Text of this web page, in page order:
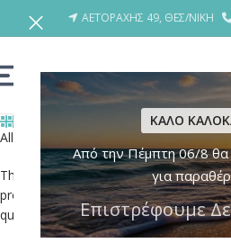
ΚΑΛΟ
Από την Πέμπτη 06/8 θα
για
Επιστρέφουμε
ΑΕΤΟΡΑΧΗΣ 49, ΘΕΣ/ΝΙΚΗ
ΚΑΤΗΓΟΡΙΕΣ
All MOIA locks are designed and
The company is able to offer a high
products in the catalog and to
quality of the Made in Italy excellence.